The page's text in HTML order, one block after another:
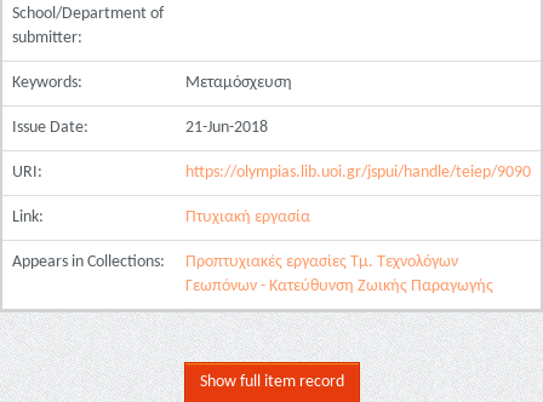
School/Department of
submitter:
Keywords: Μεταμόσχευση
Issue Date: 21-Jun-2018
URI: https://olympias.lib.uoi.gr/jspui/handle/teiep/9090
Link: Πτυχιακή εργασία
Appears in Collections:
Προπτυχιακές εργασίες Τμ. Τεχνολόγων
Γεωπόνων - Κατεύθυνση Ζωικής Παραγωγής
Show full item record